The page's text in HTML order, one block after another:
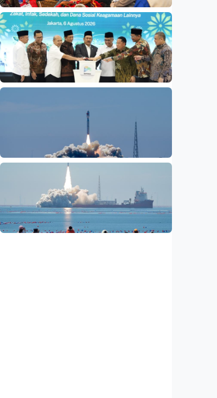
Nasional
Basarnas akhiri operasi SAR KM Mutiara
Sentosa 2
Indonesia•06 Aug 2026
Satu data ZIS dan dana sosial keagamaan
Fokus Berita – Lampung-1, satelit AI
Hiperspektral pertama Indonesia, berhasil
diluncurkan ke orbit
Indonesia•05 Aug 2026